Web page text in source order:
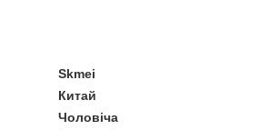
Skmei
Китай
Чоловіча